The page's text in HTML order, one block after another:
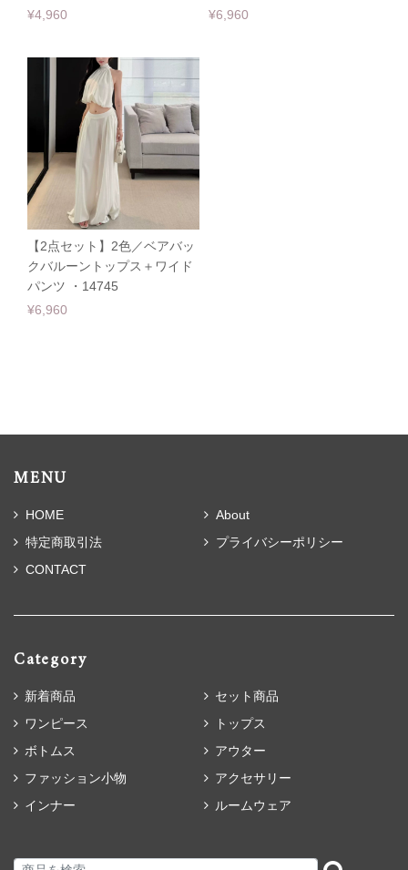
¥4,960
¥6,960
【2点セット】2色／ベアバッ
クバルーントップス＋ワイド
パンツ ・14745
¥6,960
MENU
HOME
About
特定商取引法
プライバシーポリシー
CONTACT
Category
新着商品
セット商品
ワンピース
トップス
ボトムス
アウター
ファッション小物
アクセサリー
インナー
ルームウェア